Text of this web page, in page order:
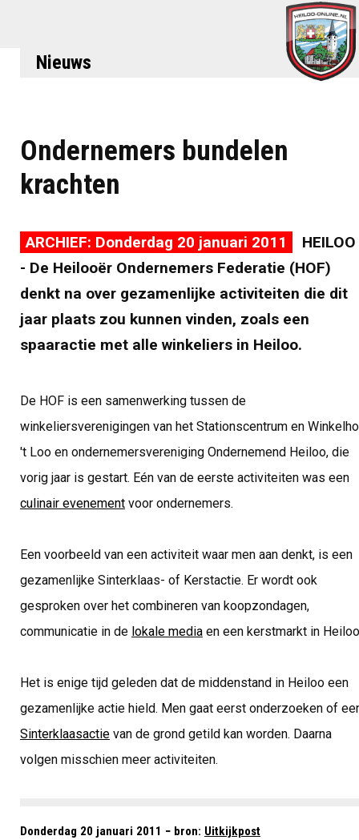
Nieuws
Ondernemers bundelen
krachten
ARCHIEF: Donderdag 20 januari 2011
HEILOO
- De Heilooër Ondernemers Federatie (HOF)
denkt na over gezamenlijke activiteiten die dit
jaar plaats zou kunnen vinden, zoals een
spaaractie met alle winkeliers in Heiloo.
De HOF is een samenwerking tussen de
winkeliersverenigingen van het Stationscentrum en
't Loo en ondernemersvereniging Ondernemend Heiloo, die
vorig jaar is gestart. Eén van de eerste activiteiten was een
culinair evenementvoor ondernemers.
Een voorbeeld van een activiteit waar men aan denkt, is een
gezamenlijke Sinterklaas- of Kerstactie. Er wordt ook
gesproken over het combineren van koopzondagen,
communicatie in de lokale mediaen een kerstmarkt in
Het is enige tijd geleden dat de middenstand in Heiloo een
gezamenlijke actie hield. Men gaat eerst onderzoeken of
Sinterklaasactievan de grond getild kan worden. Daarna
volgen misschien meer activiteiten.
Donderdag 20 januari 2011 − bron: Uitkijkpost